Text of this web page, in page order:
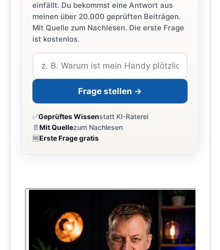
einfällt. Du bekommst eine Antwort aus
meinen über 20.000 geprüften Beiträgen.
Mit Quelle zum Nachlesen. Die erste Frage
ist kostenlos.
Frage stellen →
✅Geprüftes Wissenstatt KI-Raterei
📄Mit Quellezum Nachlesen
🆓Erste Frage gratis